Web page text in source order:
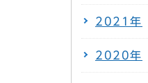
2021年
2020年